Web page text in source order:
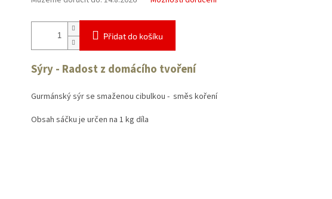
Přidat do košíku
Sýry - Radost z domácího tvoření
Gurmánský sýr se smaženou cibulkou - směs koření
Obsah sáčku je určen na 1 kg díla